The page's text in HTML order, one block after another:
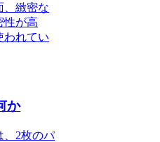
、緻密な
性が高
われてい
か
、2枚のパ